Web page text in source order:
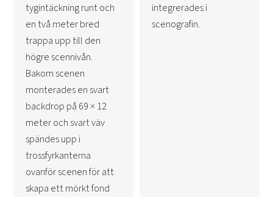
tygintäckning runt och
en två meter bred
trappa upp till den
högre scennivån.
Bakom scenen
monterades en svart
backdrop på 69 × 12
meter och svart väv
spändes upp i
trossfyrkanterna
ovanför scenen för att
skapa ett mörkt fond
integrerades i
scenografin.